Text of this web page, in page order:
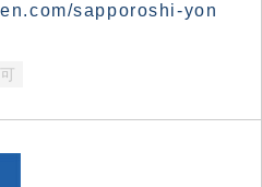
sapporoshi-yon